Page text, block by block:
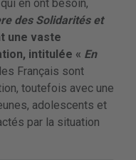
en ont besoin,
des Solidarités et
une vaste
intitulée « En
Français sont
toutefois avec une
adolescents et
par la situation